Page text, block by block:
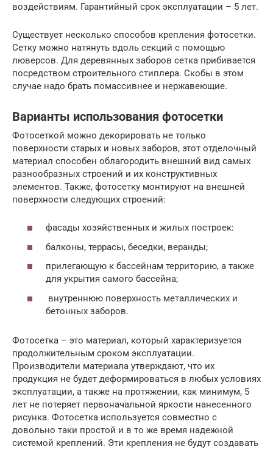
воздействиям. Гарантийный срок эксплуатации – 5 лет.
Существует несколько способов крепления фотосетки.
Сетку можно натянуть вдоль секций с помощью
люверсов. Для деревянных заборов сетка прибивается
посредством строительного стиплера. Скобы в этом
случае надо брать помассивнее и нержавеющие.
Варианты использования фотосетки
Фотосеткой можно декорировать не только
поверхности старых и новых заборов, этот отделочный
материал способен облагородить внешний вид самых
разнообразных строений и их конструктивных
элементов. Также, фотосетку монтируют на внешней
поверхности следующих строений:
фасады хозяйственных и жилых построек:
балконы, террасы, беседки, веранды;
прилегающую к бассейнам территорию, а также
для укрытия самого бассейна;
внутреннюю поверхность металлических и
бетонных заборов.
Фотосетка – это материал, который характеризуется
продолжительным сроком эксплуатации.
Производители материала утверждают, что их
продукция не будет деформироваться в любых условиях
эксплуатации, а также на протяжении, как минимум, 5
лет не потеряет первоначальной яркости нанесенного
рисунка. Фотосетка используется совместно с
довольно таки простой и в то же время надежной
системой креплений. Эти крепления не будут создавать